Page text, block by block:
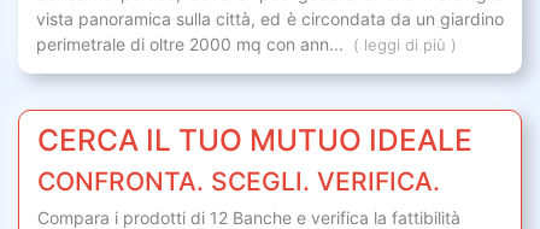
vista panoramica sulla città, ed è circondata da un giardino
perimetrale di oltre 2000 mq con ann...
( leggi di più )
CERCA IL TUO MUTUO IDEALE
CONFRONTA. SCEGLI. VERIFICA.
Compara i prodotti di 12 Banche e verifica la fattibilità